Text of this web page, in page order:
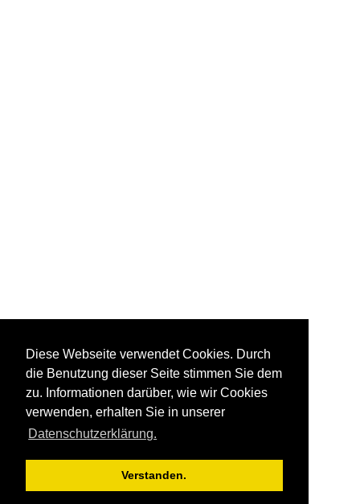
Diese Webseite verwendet Cookies. Durch
die Benutzung dieser Seite stimmen Sie dem
zu. Informationen darüber, wie wir Cookies
verwenden, erhalten Sie in unserer
Datenschutzerklärung.
Verstanden.